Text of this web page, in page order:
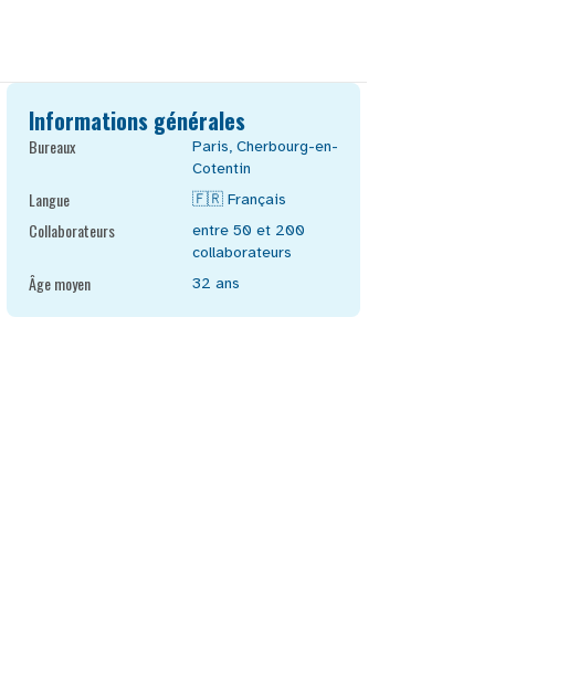
Informations générales
Bureaux Paris, Cherbourg-en-
Cotentin
Langue 🇫🇷 Français
Collaborateurs
entre 50 et 200
collaborateurs
Âge moyen 32 ans